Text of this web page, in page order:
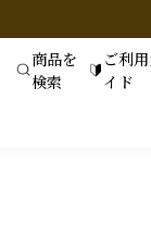
商品を
検索
ご利
イド